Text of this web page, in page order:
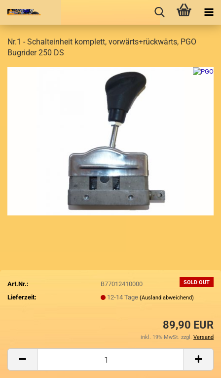
Nr.1 - Schalteinheit komplett, vorwärts+rückwärts, PGO
Bugrider 250 DS
SOLD OUT
Art.Nr.:
B77012410000
Lieferzeit:
12-14 Tage(Ausland abweichend)
89,90 EUR
inkl. 19% MwSt. zzgl. Versand